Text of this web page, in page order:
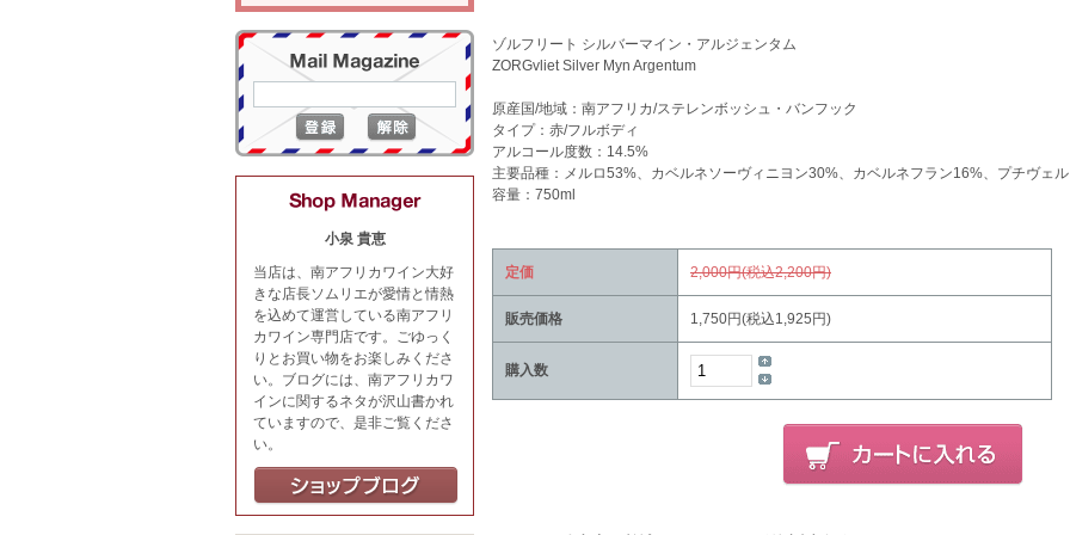
ゾルフリート シルバーマイン・アルジェンタム
ZORGvliet Silver Myn Argentum
原産国/地域：南アフリカ/ステレンボッシュ・バンフック
タイプ：赤/フルボディ
アルコール度数：14.5%
主要品種：メルロ53%、カベルネソーヴィニヨン30%、カベルネフラン16%、プチヴェ
容量：750ml
定価 2,000円(税込2,200円)
販売価格 1,750円(税込1,925円)
購入数
小泉 貴恵
当店は、南アフリカワイン大好
きな店長ソムリエが愛情と情熱
を込めて運営している南アフリ
カワイン専門店です。ごゆっく
りとお買い物をお楽しみくださ
い。ブログには、南アフリカワ
インに関するネタが沢山書かれ
ていますので、是非ご覧くださ
い。